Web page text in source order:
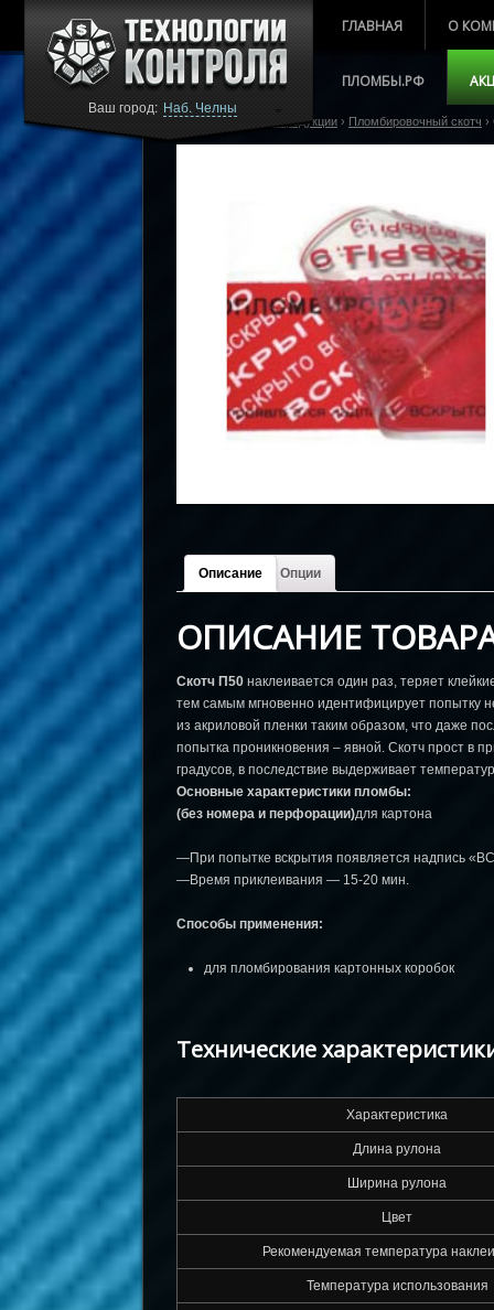
Ваш город: Наб. Челны
ГЛАВНАЯ О
ПЛОМБЫ.РФ
Главная›Каталог продукции › Пломбировочный скотч ›
Описание Опции
ОПИСАНИЕ
Скотч П50 наклеивается один раз, теряет
тем самым мгновенно идентифицирует попытку
из акриловой пленки таким образом, что даже
попытка проникновения – явной. Скотч прост в
градусов, в последствие выдерживает
Основные характеристики пломбы:
(без номера и перфорации)для картона
—При попытке вскрытия появляется надпись
—Время приклеивания — 15-20 мин.
Способы применения:
для пломбирования картонных коробок
Технические
Характеристика
Длина рулона
Ширина рулона
Цвет
Рекомендуемая температура
Температура использования